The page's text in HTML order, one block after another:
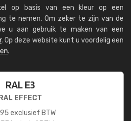
op basis van een kleur op een
te nemen. Om zeker te zijn van de
u aan gebruik te maken van een
. Op deze website kunt u voordelig een
.
RAL E3
RAL EFFECT
exclusief BTW